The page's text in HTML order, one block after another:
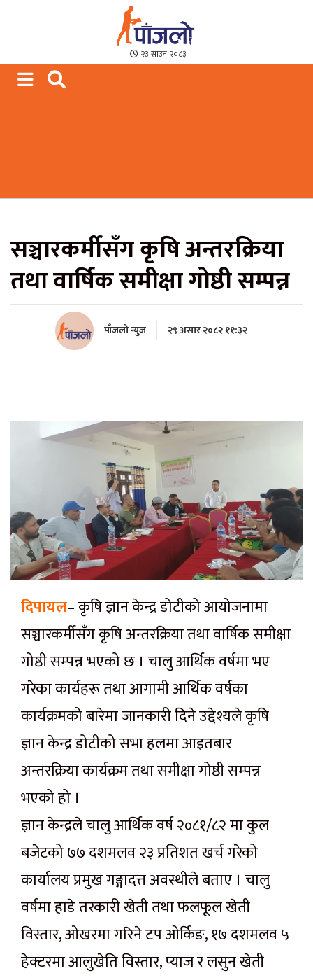
Paajalo News
We are from Far West Nepal
२३ साउन २०८३
सञ्चारकर्मीसँग कृषि अन्तरक्रिया
तथा वार्षिक समीक्षा गोष्ठी सम्पन्न
पाँजलो न्युज २९ असार २०८२ ११:३२
दिपायल– कृषि ज्ञान केन्द्र डोटीको आयोजनामा
सञ्चारकर्मीसँग कृषि अन्तरक्रिया तथा वार्षिक समीक्षा
गोष्ठी सम्पन्न भएको छ । चालु आर्थिक वर्षमा भए
गरेका कार्यहरू तथा आगामी आर्थिक वर्षका
कार्यक्रमको बारेमा जानकारी दिने उद्देश्यले कृषि
ज्ञान केन्द्र डोटीको सभा हलमा आइतबार
अन्तरक्रिया कार्यक्रम तथा समीक्षा गोष्ठी सम्पन्न
भएको हो ।
ज्ञान केन्द्रले चालु आर्थिक वर्ष २०८१/८२ मा कुल
बजेटको ७७ दशमलव २३ प्रतिशत खर्च गरेको
कार्यालय प्रमुख गङ्गादत्त अवस्थीले बताए । चालु
वर्षमा हाडे तरकारी खेती तथा फलफूल खेती
विस्तार, ओखरमा गरिने टप ओर्किङ, १७ दशमलव ५
हेक्टरमा आलुखेति विस्तार, प्याज र लसुन खेती